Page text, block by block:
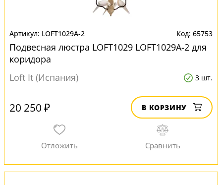
LOFT1029A-2 65753
Подвесная люстра LOFT1029 LOFT1029A-2 для
коридора
Loft It (Испания)
3 шт.
20 250 ₽ В КОРЗИНУ